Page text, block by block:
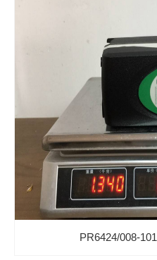
PR6424/008-